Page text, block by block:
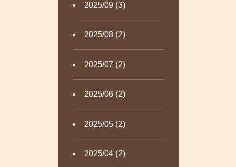
2025/09 (3)
2025/08 (2)
2025/07 (2)
2025/06 (2)
2025/05 (2)
2025/04 (2)